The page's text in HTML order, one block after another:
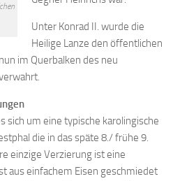
Unter Konrad II. wurde die
Heilige Lanze den öffentlichen
im Querbalken des neu
sich um eine typische karolingische
die in das späte 8./ frühe 9.
einzige Verzierung ist eine
aus einfachem Eisen geschmiedet